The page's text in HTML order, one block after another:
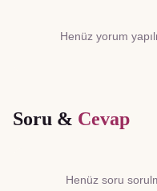
Henüz yorum
Soru & Cevap
Henüz soru